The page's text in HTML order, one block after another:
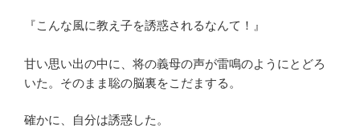
『こんな風に教え子を誘惑されるなんて！』
甘い思い出の中に、将の義母の声が雷鳴のようにとどろ
いた。そのまま聡の脳裏をこだまする。
確かに、自分は誘惑した。